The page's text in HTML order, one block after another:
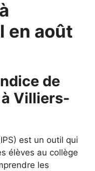
en août
de
Villiers-
est un outil qui
élèves au collège
les